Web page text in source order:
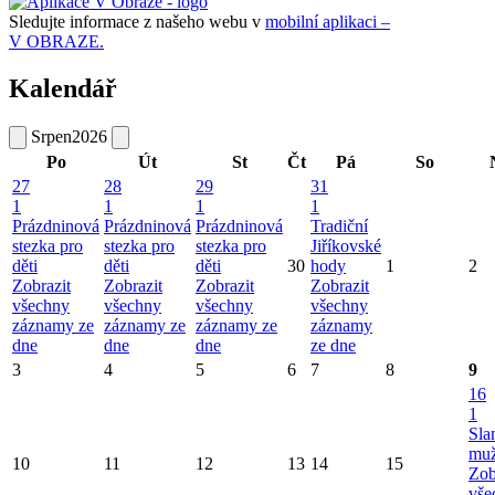
Sledujte informace z našeho webu v mobilní aplikaci –
V OBRAZE.
Kalendář
Srpen2026
Po
Út St Čt Pá So
27
1
Prázdninová
stezka pro
děti
Zobrazit
všechny
záznamy ze
dne
28
1
Prázdninová
stezka pro
děti
Zobrazit
všechny
záznamy ze
dne
29
1
Prázdninová
stezka pro
děti
Zobrazit
všechny
záznamy ze
dne
30
31
1
Tradiční
Jiříkovské
hody
Zobrazit
všechny
záznamy
ze dne
1 2
3 4 5 6 7 8 9
10 11 12 13 14 15
16
1